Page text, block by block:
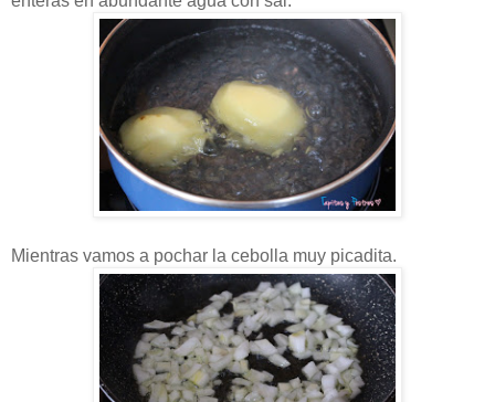
Mientras vamos a pochar la cebolla muy picadita.